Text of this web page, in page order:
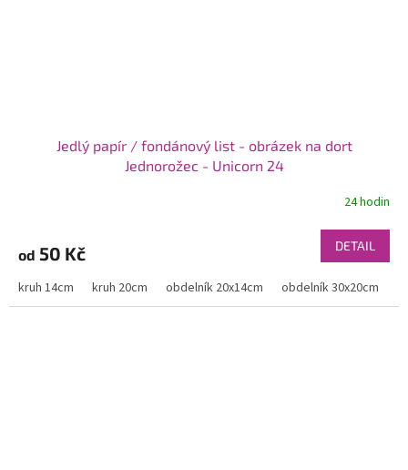
Jedlý papír / fondánový list - obrázek na dort
Jednorožec - Unicorn 24
24 hodin
od 50 Kč DETAIL
kruh 14cm kruh 20cm obdelník 20x14cm obdelník 30x20cm